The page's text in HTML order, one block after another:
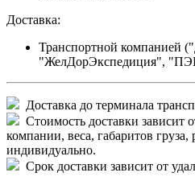
Доставка:
Транспортной компанией
"ЖелДорЭкспедиция",
Доставка до терминала
Стоимость доставки зависит
компании, веса, габаритов груза,
индивидуально.
Срок доставки зависит от